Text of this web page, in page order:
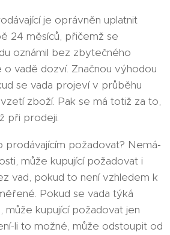
je oprávněn uplatnit
24 měsíců, přičemž se
oznámil bez zbytečného
vadě dozví. Značnou výhodou
se vada projeví v průběhu
zboží. Pak se má totiž za to,
při prodeji.
prodávajícím požadovat? Nemá-
může kupující požadovat i
vad, pokud to není vzhledem k
Pokud se vada týká
může kupující požadovat jen
li to možné, může odstoupit od